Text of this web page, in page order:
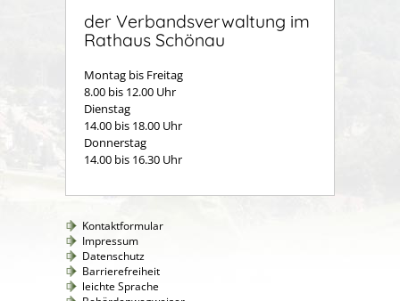
der Verbandsverwaltung im
Rathaus Schönau
Montag bis Freitag
8.00 bis 12.00 Uhr
Dienstag
14.00 bis 18.00 Uhr
Donnerstag
14.00 bis 16.30 Uhr
Kontaktformular
Impressum
Datenschutz
Barrierefreiheit
leichte Sprache